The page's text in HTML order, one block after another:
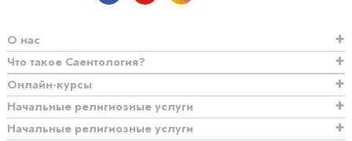
О нас
Что такое Саентология?
Онлайн-курсы
Начальные религиозные услуги
Начальные религиозные услуги